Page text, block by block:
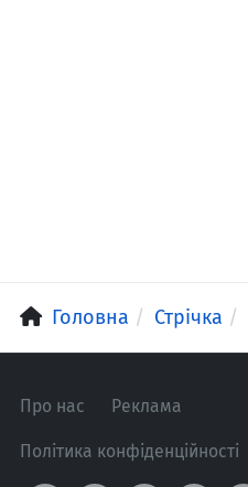
Головна Стрічка
Про нас Реклама
Політика конфіденційності